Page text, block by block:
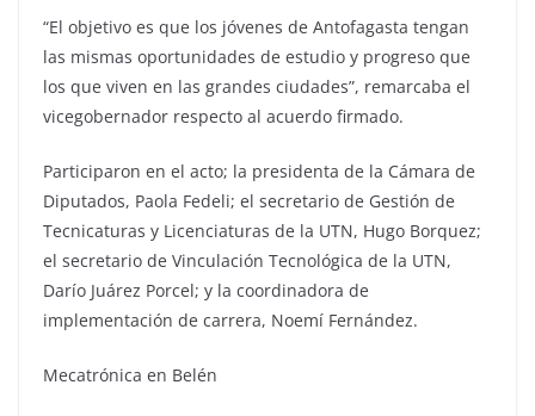
“El objetivo es que los jóvenes de Antofagasta tengan
las mismas oportunidades de estudio y progreso que
los que viven en las grandes ciudades”, remarcaba el
vicegobernador respecto al acuerdo firmado.
Participaron en el acto; la presidenta de la Cámara de
Diputados, Paola Fedeli; el secretario de Gestión de
Tecnicaturas y Licenciaturas de la UTN, Hugo Borquez;
el secretario de Vinculación Tecnológica de la UTN,
Darío Juárez Porcel; y la coordinadora de
implementación de carrera, Noemí Fernández.
Mecatrónica en Belén